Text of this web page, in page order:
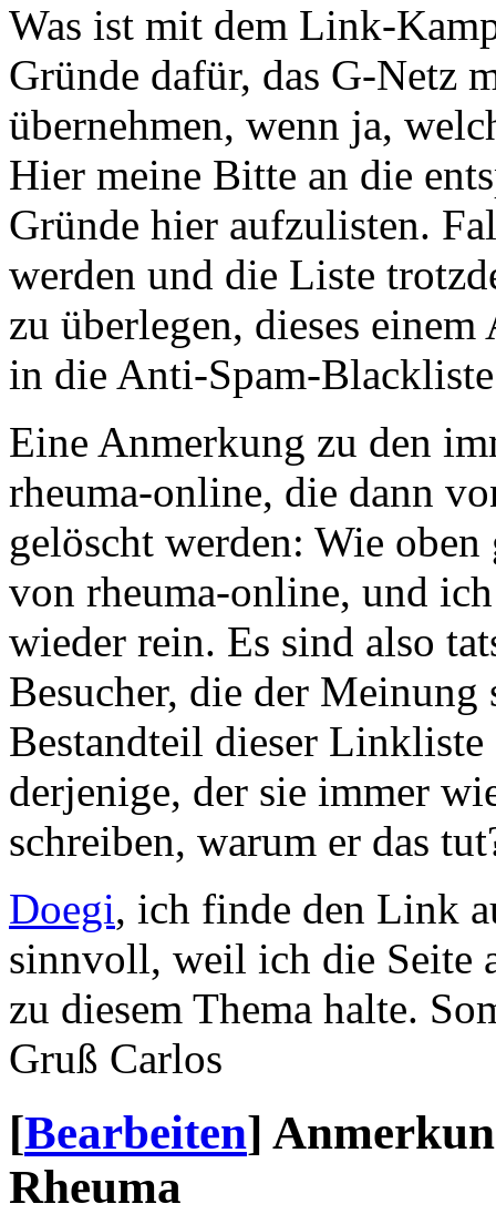
Was ist mit dem Link-
Gründe dafür, das G-Netz
übernehmen, wenn ja,
Hier meine Bitte an die
Gründe hier aufzulisten.
werden und die Liste
zu überlegen, dieses
in die Anti-Spam-
Eine Anmerkung zu den
rheuma-online, die dann
gelöscht werden: Wie
von rheuma-online, und
wieder rein. Es sind also
Besucher, die der
Bestandteil dieser
derjenige, der sie immer
schreiben, warum er das
Doegi, ich finde den Link
sinnvoll, weil ich die Seite
zu diesem Thema halte.
Gruß Carlos
[Bearbeiten]
Rheuma